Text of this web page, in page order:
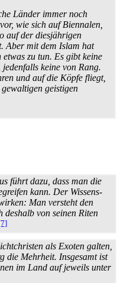
Länder immer noch
wie sich auf Biennalen,
auf der diesjährigen
Aber mit dem Islam hat
zu tun. Es gibt keine
keine von Rang.
und auf die Köpfe fliegt,
geistigen
führt dazu, dass man die
kann. Der Wissens­
Man versteht den
deshalb von seinen Riten
als Exoten galten,
die Mehrheit. Insgesamt ist
im Land auf jeweils unter